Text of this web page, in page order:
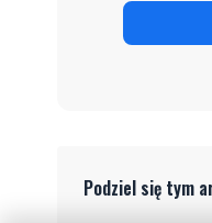
Podziel się tym